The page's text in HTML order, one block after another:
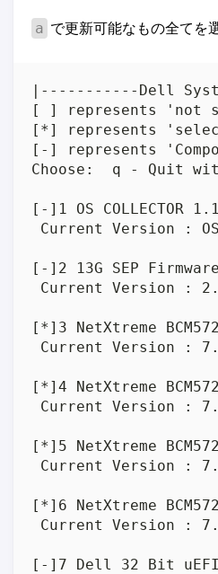
a で更新可能なもの全てを
|-----------Dell
[ ] represents 'not
[*] represents
[-] represents
Choose:  q - Quit
[-]1 OS COLLECTOR
Current Version :
[-]2 13G SEP
Current Version :
[*]3 NetXtreme
Current Version :
[*]4 NetXtreme
Current Version :
[*]5 NetXtreme
Current Version :
[*]6 NetXtreme
Current Version :
[-]7 Dell 32 Bit uEFI